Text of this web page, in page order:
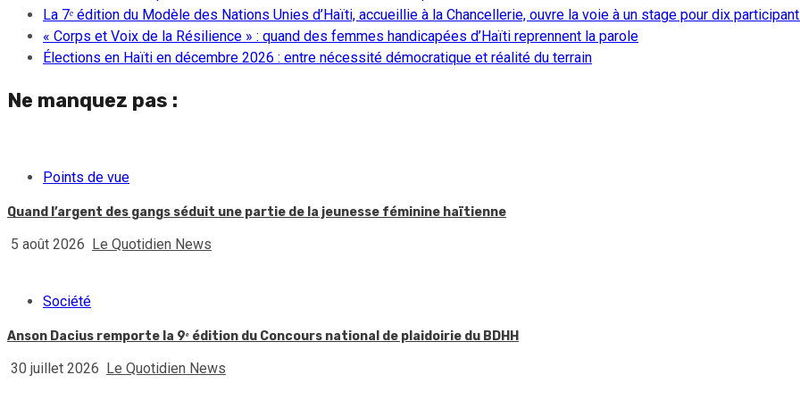
La 7ᵉ édition du Modèle des Nations Unies d’Haïti, accueillie à la Chancellerie, ouvre la voie à un stage pour dix
« Corps et Voix de la Résilience » : quand des femmes handicapées d’Haïti reprennent la parole
Élections en Haïti en décembre 2026 : entre nécessité démocratique et réalité du terrain
Ne manquez pas :
Points de vue
Quand l’argent des gangs séduit une partie de la jeunesse féminine haïtienne
5 août 2026 Le Quotidien News
Société
Anson Dacius remporte la 9ᵉ édition du Concours national de plaidoirie du BDHH
30 juillet 2026 Le Quotidien News